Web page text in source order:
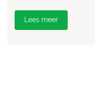
Lees meer